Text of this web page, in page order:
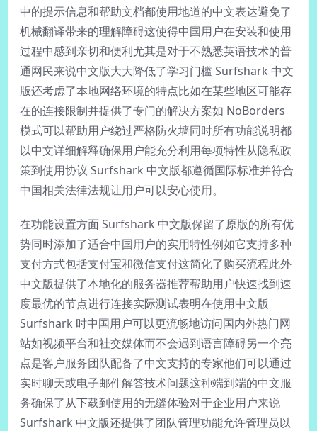
中的提示信息和帮助文档都使用地道的中文表达避免了
机械翻译带来的理解障碍这使得中国用户在安装和使用
过程中感到亲切和便利尤其是对于不熟悉英语技术的普
通网民来说中文版大大降低了学习门槛 Surfshark 中文
版还考虑了本地网络环境的特点比如在某些地区可能存
在的连接限制并提供了专门的解决方案如 NoBorders
模式可以帮助用户绕过严格防火墙同时所有功能说明都
以中文详细解释确保用户能充分利用每项特性从隐私政
策到使用协议 Surfshark 中文版都遵循国际标准并符合
中国相关法律法规让用户可以安心使用。
在功能设置方面 Surfshark 中文版保留了原版的所有优
势同时添加了适合中国用户的实用特性例如它支持多种
支付方式包括支付宝和微信支付这简化了购买流程此外
中文版提供了本地化的服务器推荐帮助用户快速找到速
度最优的节点进行连接实际测试表明在使用中文版
Surfshark 时中国用户可以更流畅地访问国内外热门网
站如视频平台和社交媒体而不会遇到语言障碍另一个亮
点是客户服务团队配备了中文支持的专家他们可以通过
实时聊天或电子邮件解答技术问题这种端到端的中文服
务确保了从下载到使用的无缝体验对于企业用户来说
Surfshark 中文版还提供了团队管理功能允许管理员以